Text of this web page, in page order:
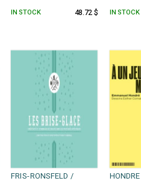
IN STOCK 48.72 $ IN STOCK
FRIS-RONSFELD /